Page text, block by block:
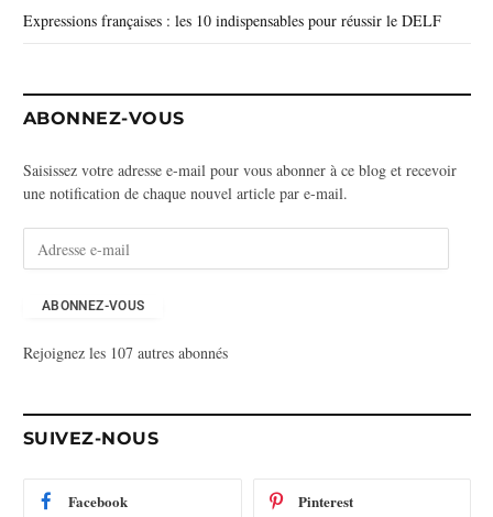
Expressions françaises : les 10 indispensables pour réussir le DELF
ABONNEZ-VOUS
Saisissez votre adresse e-mail pour vous abonner à ce blog et recevoir
une notification de chaque nouvel article par e-mail.
s
m
ABONNEZ-VOUS
Rejoignez les 107 autres abonnés
SUIVEZ-NOUS
Facebook Pinterest